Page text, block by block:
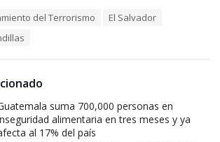
del Terrorismo
El Salvador
suma 700,000 personas en
alimentaria en tres meses y ya
al 17% del país